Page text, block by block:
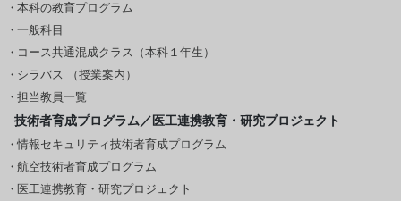
本科の教育プログラム
一般科目
コース共通混成クラス（本科１年生）
シラバス （授業案内）
担当教員一覧
技術者育成プログラム／医工連携教育・研究プロジェクト
情報セキュリティ技術者育成プログラム
航空技術者育成プログラム
医工連携教育・研究プロジェクト